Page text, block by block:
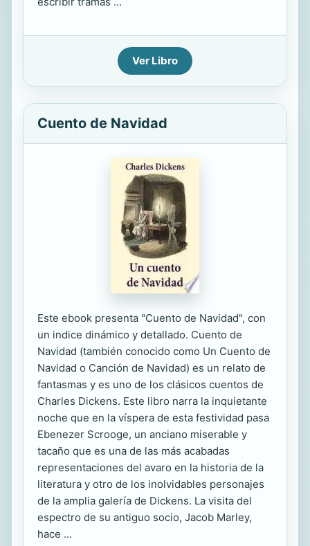
Ver Libro
Cuento de Navidad
Este ebook presenta "Cuento de Navidad", con
un indice dinámico y detallado. Cuento de
Navidad (también conocido como Un Cuento de
Navidad o Canción de Navidad) es un relato de
fantasmas y es uno de los clásicos cuentos de
Charles Dickens. Este libro narra la inquietante
noche que en la víspera de esta festividad pasa
Ebenezer Scrooge, un anciano miserable y
tacaño que es una de las más acabadas
representaciones del avaro en la historia de la
literatura y otro de los inolvidables personajes
de la amplia galería de Dickens. La visita del
espectro de su antiguo socio, Jacob Marley,
hace ...